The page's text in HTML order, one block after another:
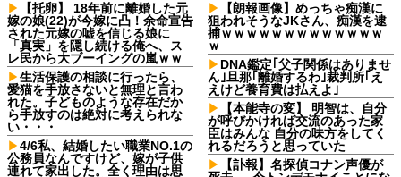
【托卵】 18年前に離婚した元
嫁の娘(22)が今嫁に凸！余命宣告
された元嫁の嘘を信じる娘に
「真実」を隠し続ける俺へ、ス
レ民から大ブーイングの嵐ｗｗ
生活保護の相談に行ったら、
愛猫を手放さないと無理と言わ
れた。子どものような存在だか
ら手放すのは絶対に考えられな
い・・・
4/6私、結婚したい職業NO.1の
公務員なんですけど、嫁が子供
連れて家出した。全く理由は思
【朗報画像】めっちゃ痴漢に
狙われそうなJKさん、痴漢を逮
捕ｗｗｗｗｗｗｗｗｗｗｗｗｗ
ｗ
DNA鑑定｢父子関係はありませ
ん｣旦那｢離婚するわ｣裁判所｢え
えけど養育費は払えよ｣
【本能寺の変】 明智は、自分
が呼びかければ交流のあった家
臣はみんな 自分の味方をしてく
れるだろうと思っていた
【訃報】名探偵コナン声優が